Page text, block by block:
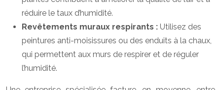
réduire le taux d’humidité.
Revêtements muraux respirants : Utilisez des
peintures anti-moisissures ou des enduits à la chaux,
qui permettent aux murs de respirer et de réguler
l’humidité.